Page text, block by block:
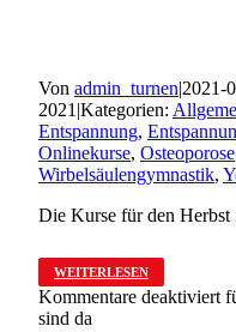
Von admin_turnen|2021-
2021 |Kategorien:
Entspannung,
Onlinekurse, Osteoporose
Wirbelsäulengymnastik,
Die Kurse für den
WEITERLESEN
Kommentare deaktiviert
sind da